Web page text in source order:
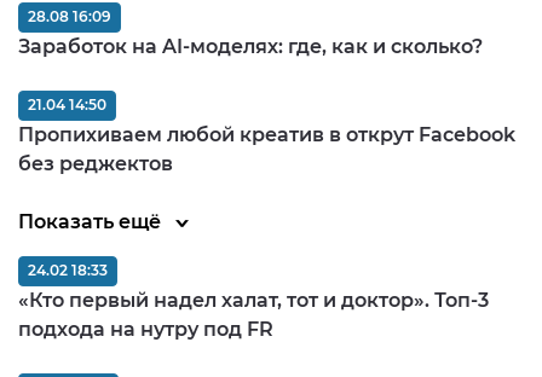
Заработок на AI-моделях: где, как и сколько?
28.08 16:09
Пропихиваем любой креатив в открут Facebook
без реджектов
21.04 14:50
Показать ещё
«Кто первый надел халат, тот и доктор». Топ-3
подхода на нутру под FR
24.02 18:33